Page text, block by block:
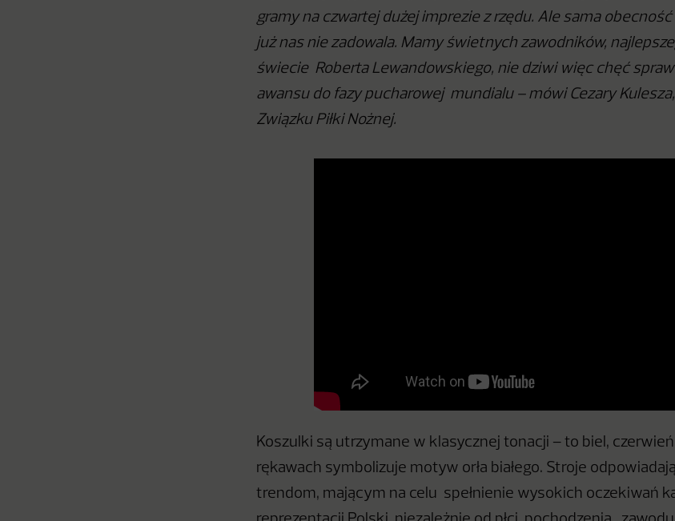
gramy na czwartej dużej imprezie z rzędu. Ale sama
już nas nie zadowala. Mamy świetnych zawodników,
świecie Roberta Lewandowskiego, nie dziwi więc chęć
awansu do fazy pucharowej mundialu – mówi Cezary
Związku Piłki Nożnej.
Koszulki są utrzymane w klasycznej tonacji – to biel,
rękawach symbolizuje motyw orła białego. Stroje
trendom, mającym na celu spełnienie wysokich oczekiwań